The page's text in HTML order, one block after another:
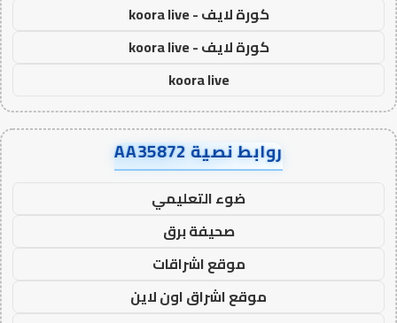
كورة لايف - koora live
كورة لايف - koora live
koora live
روابط نصية AA35872
ضوء التعليمي
صحيفة برق
موقع اشراقات
موقع اشراق اون لاين